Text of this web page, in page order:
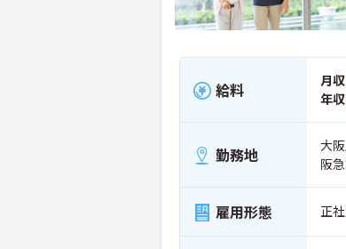
給料 月収
年収
勤務地
大
阪
雇用形態 正